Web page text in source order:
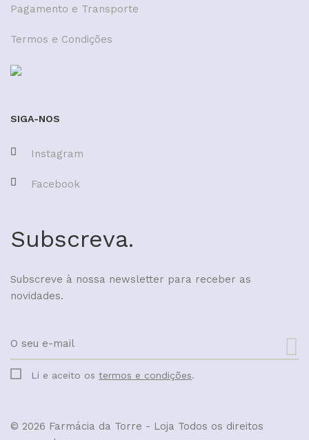
Pagamento e Transporte
Termos e Condições
SIGA-NOS
Instagram
Facebook
Subscreva.
Subscreve à nossa newsletter para receber as
novidades.
Li e aceito os termos e condições.
© 2026 Farmácia da Torre - Loja Todos os direitos